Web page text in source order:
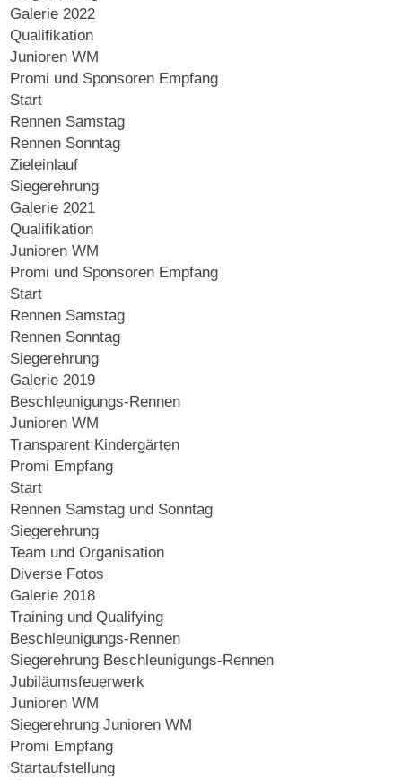
Galerie 2022
Qualifikation
Junioren WM
Promi und Sponsoren Empfang
Start
Rennen Samstag
Rennen Sonntag
Zieleinlauf
Siegerehrung
Galerie 2021
Qualifikation
Junioren WM
Promi und Sponsoren Empfang
Start
Rennen Samstag
Rennen Sonntag
Siegerehrung
Galerie 2019
Beschleunigungs-Rennen
Junioren WM
Transparent Kindergärten
Promi Empfang
Start
Rennen Samstag und Sonntag
Siegerehrung
Team und Organisation
Diverse Fotos
Galerie 2018
Training und Qualifying
Beschleunigungs-Rennen
Siegerehrung Beschleunigungs-Rennen
Jubiläumsfeuerwerk
Junioren WM
Siegerehrung Junioren WM
Promi Empfang
Startaufstellung